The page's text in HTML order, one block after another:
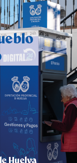
DE LAS FIESTAS